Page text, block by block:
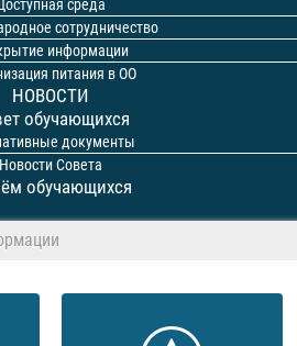
среда
сотрудничество
информации
питания в ОО
НОВОСТИ
обучающихся
документы
Новости Совета
обучающихся